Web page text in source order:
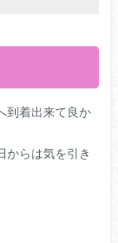
到着出来て良か
からは気を引き